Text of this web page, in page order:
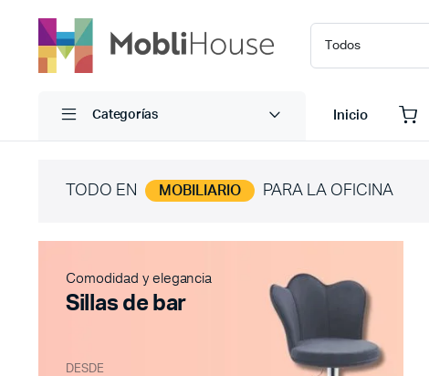
Categorías Inicio
TODO EN MOBILIARIO PARA LA OFICINA
Comodidad y elegancia
Sillas de bar
DESDE